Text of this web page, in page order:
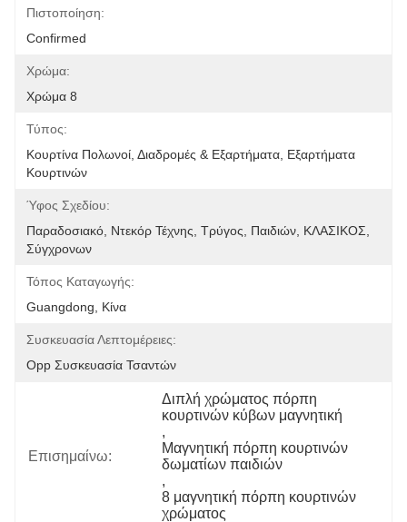
Πιστοποίηση:
Confirmed
Χρώμα:
Χρώμα 8
Τύπος:
Κουρτίνα Πολωνοί, Διαδρομές & Εξαρτήματα, Εξαρτήματα
Κουρτινών
Ύφος Σχεδίου:
Παραδοσιακό, Ντεκόρ Τέχνης, Τρύγος, Παιδιών, ΚΛΑΣΙΚΟΣ,
Σύγχρονων
Τόπος Καταγωγής:
Guangdong, Κίνα
Συσκευασία Λεπτομέρειες:
Opp Συσκευασία Τσαντών
Επισημαίνω:
Διπλή χρώματος πόρπη
κουρτινών κύβων μαγνητική
,
Μαγνητική πόρπη κουρτινών
δωματίων παιδιών
,
8 μαγνητική πόρπη κουρτινών
χρώματος